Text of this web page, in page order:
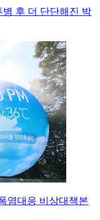
후 더 단단해진 박
염대응 비상대책본